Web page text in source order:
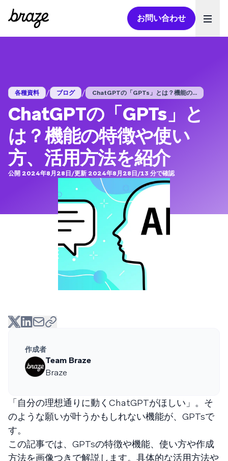
お問い合わせ
各種資料 / ブログ / ChatGPTの「GPTs」とは？機能の...
ChatGPTの「GPTs」と
は？機能の特徴や使い
方、活用方法を紹介
公開 2024年8月28日/更新 2024年8月28日/13 分で確認
作成者
Team Braze
Braze
「自分の理想通りに動くChatGPTがほしい」。そ
のような願いが叶うかもしれない機能が、GPTsで
す。
この記事では、GPTsの特徴や機能、使い方や作成
方法を画像つきで解説します。具体的な活用方法や